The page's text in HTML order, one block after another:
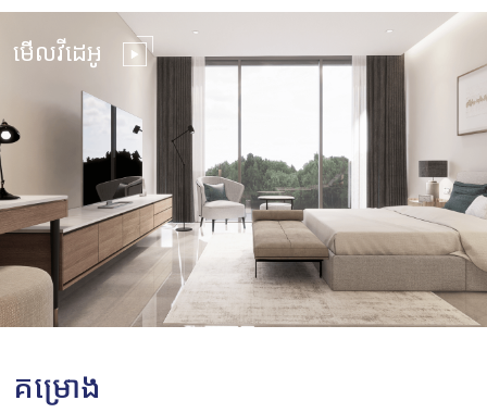
មើលវីដេអូ
គម្រោង